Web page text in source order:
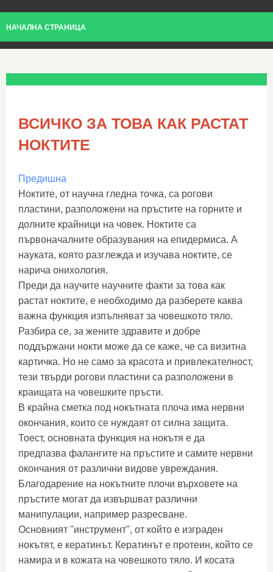
НАЧАЛНА СТРАНИЦА
ВСИЧКО ЗА ТОВА КАК РАСТАТ
НОКТИТЕ
Предишна
Ноктите, от научна гледна точка, са рогови
пластини, разположени на пръстите на горните и
долните крайници на човек. Ноктите са
първоначалните образувания на епидермиса. А
науката, която разглежда и изучава ноктите, се
нарича онихология.
Преди да научите научните факти за това как
растат ноктите, е необходимо да разберете каква
важна функция изпълняват за човешкото тяло.
Разбира се, за жените здравите и добре
поддържани нокти може да се каже, че са визитна
картичка. Но не само за красота и привлекателност,
тези твърди рогови пластини са разположени в
краищата на човешките пръсти.
В крайна сметка под нокътната плоча има нервни
окончания, които се нуждаят от силна защита.
Тоест, основната функция на нокътя е да
предпазва фалангите на пръстите и самите нервни
окончания от различни видове увреждания.
Благодарение на нокътните плочи върховете на
пръстите могат да извършват различни
манипулации, например разресване.
Основният "инструмент", от който е изграден
нокътят, е кератинът. Кератинът е протеин, който се
намира и в кожата на човешкото тяло. И косата